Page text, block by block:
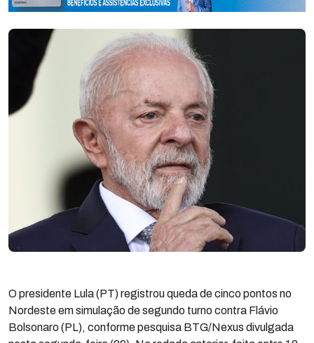
O presidente Lula (PT) registrou queda de cinco pontos no
Nordeste em simulação de segundo turno contra Flávio
Bolsonaro (PL), conforme pesquisa BTG/Nexus divulgada